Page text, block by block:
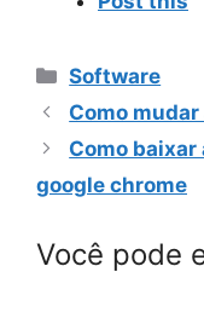
Categorias
Software
Como
Como
google chrome
Você pode